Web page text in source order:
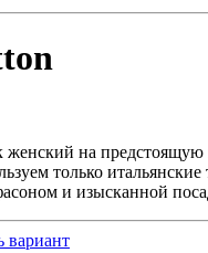
на
только
и изысканной
вариант